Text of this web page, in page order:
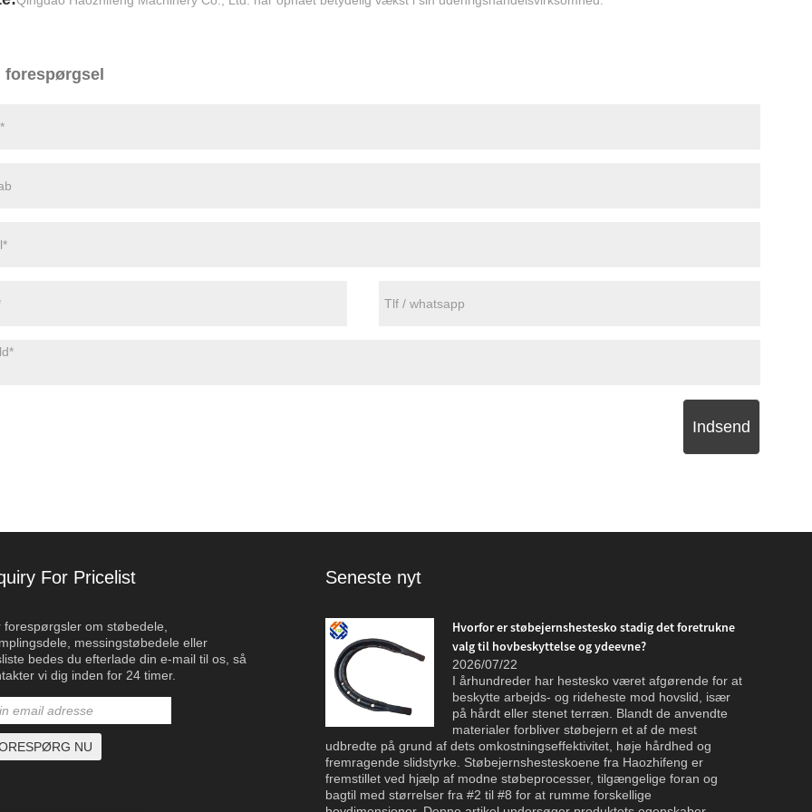
forespørgsel
Indsend
For Pricelist
forespørgsler om støbedele,
messingstøbedele eller
bedes du efterlade din e-mail til os, så
vi dig inden for 24 timer.
Seneste nyt
Højtydende aluminiums trafikbeslag
2024/09/23
Som svar på den voksende efterspørgsel efter
pålidelig og bæredygtig trafikinfrastruktur har
Qingdao Haozhifeng Machinery Co., Ltd.
linje af højtydende aluminium trafikbeslag. Disse
til at opfylde de strenge krav til moderne
og tilbyder enestående holdbarhed,
og nem installation.
Hvorfor er støbejernshestesko stadig det foretrukne
valg til hovbeskyttelse og ydeevne?
2026/07/22
I århundreder har hestesko været afgørende for at
beskytte arbejds- og rideheste mod hovslid, især
på hårdt eller stenet terræn. Blandt de anvendte
materialer forbliver støbejern et af de mest
udbredte på grund af dets omkostningseffektivitet, høje hårdhed og
fremragende slidstyrke. Støbejernshesteskoene fra Haozhifeng er
fremstillet ved hjælp af modne støbeprocesser, tilgængelige foran og
bagtil med størrelser fra #2 til #8 for at rumme forskellige